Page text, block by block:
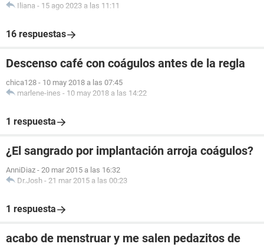
Iliana - 15 ago 2023 a las 11:11
16 respuestas
Descenso café con coágulos antes de la regla
chica128 - 10 may 2018 a las 07:45
marlene-ines - 10 may 2018 a las 14:22
1 respuesta
¿El sangrado por implantación arroja coágulos?
AnniDiaz - 20 mar 2015 a las 16:32
Dr.Josh - 21 mar 2015 a las 00:23
1 respuesta
acabo de menstruar y me salen pedazitos de